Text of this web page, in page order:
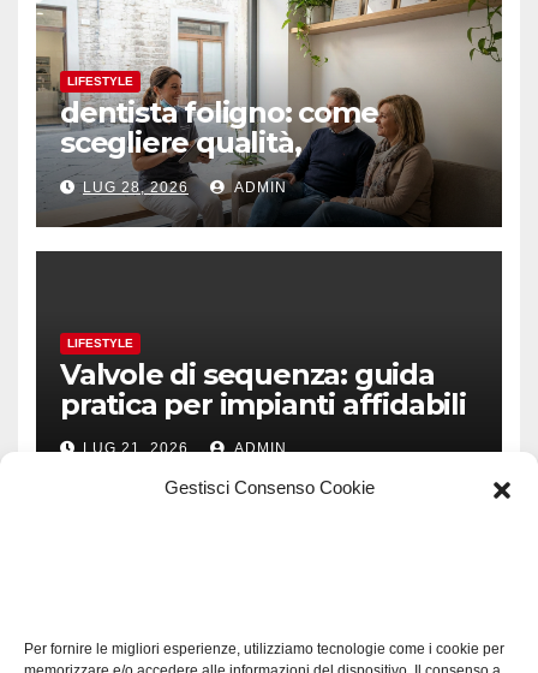
Gestisci Consenso Cookie
Per fornire le migliori esperienze, utilizziamo tecnologie come i cookie per
LIFESTYLE
dentista foligno: come
scegliere qualità,
prevenzione e fiducia
LUG 28, 2026 ADMIN
LIFESTYLE
Valvole di sequenza: guida
pratica per impianti affidabili
LUG 21, 2026 ADMIN
Software manutenzioni:
guida pratica alla scelta